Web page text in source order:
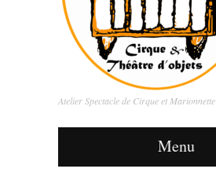
Atelier Spectacle de Cirque et Marionnette
Menu